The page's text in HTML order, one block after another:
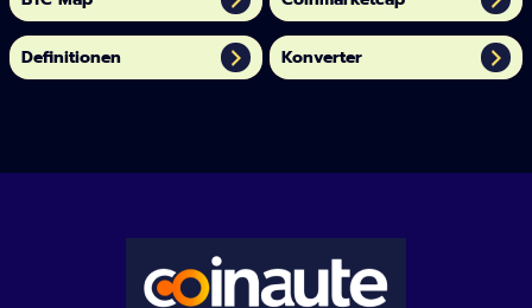
Definitionen Konverter